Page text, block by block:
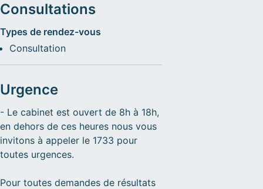
Consultations
Types de rendez-vous
Consultation
Urgence
- Le cabinet est ouvert de 8h à 18h,
en dehors de ces heures nous vous
invitons à appeler le 1733 pour
toutes urgences.
Pour toutes demandes de résultats